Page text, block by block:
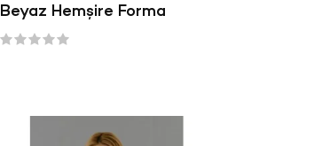
Beyaz Hemşire Forma